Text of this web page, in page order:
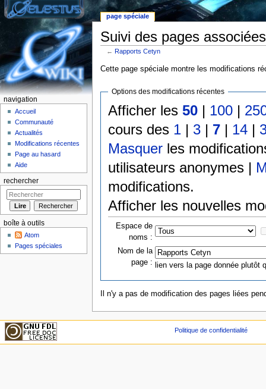
Suivi des pages
←Rapports Cetyn
Cette page spéciale montre les modifications
Options des modifications récentes
Afficher les50 | 100 |
cours des 1 | 3 | 7 | 14 |
Masquer les
utilisateurs anonymes |
modifications.
Afficher les nouvelles
Espace de
noms :
Nom de la
page : lien vers la page donnée plutôt
Il n'y a pas de modification des pages liées
page spéciale
navigation
Accueil
Communauté
Actualités
Modifications récentes
Page au hasard
Aide
rechercher
boîte à outils
Atom
Pages spéciales
Politique de confidentialité